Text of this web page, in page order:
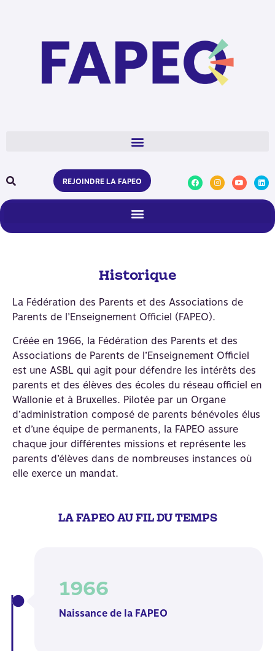
REJOINDRE LA FAPEO
Historique
La Fédération des Parents et des Associations de
Parents de l’Enseignement Officiel (FAPEO).
Créée en 1966, la Fédération des Parents et des
Associations de Parents de l’Enseignement Officiel
est une ASBL qui agit pour défendre les intérêts des
parents et des élèves des écoles du réseau officiel en
Wallonie et à Bruxelles. Pilotée par un Organe
d’administration composé de parents bénévoles élus
et d’une équipe de permanents, la FAPEO assure
chaque jour différentes missions et représente les
parents d’élèves dans de nombreuses instances où
elle exerce un mandat.
LA FAPEO AU FIL DU TEMPS
1966
Naissance de la FAPEO